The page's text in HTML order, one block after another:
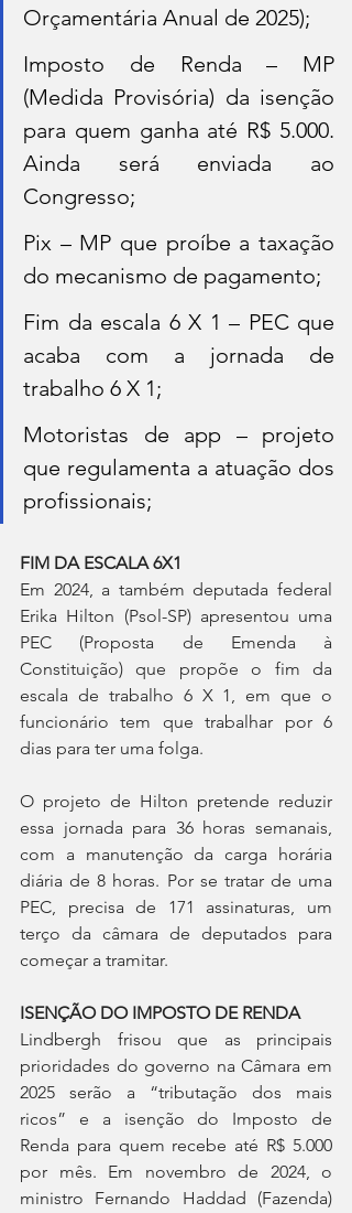
Orçamentária Anual de 2025);
Imposto de Renda – MP
(Medida Provisória) da isenção
para quem ganha até R$ 5.000.
Ainda será enviada ao
Congresso;
Pix – MP que proíbe a taxação
do mecanismo de pagamento;
Fim da escala 6 X 1 – PEC que
acaba com a jornada de
trabalho 6 X 1;
Motoristas de app – projeto
que regulamenta a atuação dos
profissionais;
FIM DA ESCALA 6X1
Em 2024, a também deputada federal
Erika Hilton (Psol-SP) apresentou uma
PEC (Proposta de Emenda à
Constituição) que propõe o fim da
escala de trabalho 6 X 1, em que o
funcionário tem que trabalhar por 6
dias para ter uma folga.
O projeto de Hilton pretende reduzir
essa jornada para 36 horas semanais,
com a manutenção da carga horária
diária de 8 horas. Por se tratar de uma
PEC, precisa de 171 assinaturas, um
terço da câmara de deputados para
começar a tramitar.
ISENÇÃO DO IMPOSTO DE RENDA
Lindbergh frisou que as principais
prioridades do governo na Câmara em
2025 serão a “tributação dos mais
ricos” e a isenção do Imposto de
Renda para quem recebe até R$ 5.000
por mês. Em novembro de 2024, o
ministro Fernando Haddad (Fazenda)